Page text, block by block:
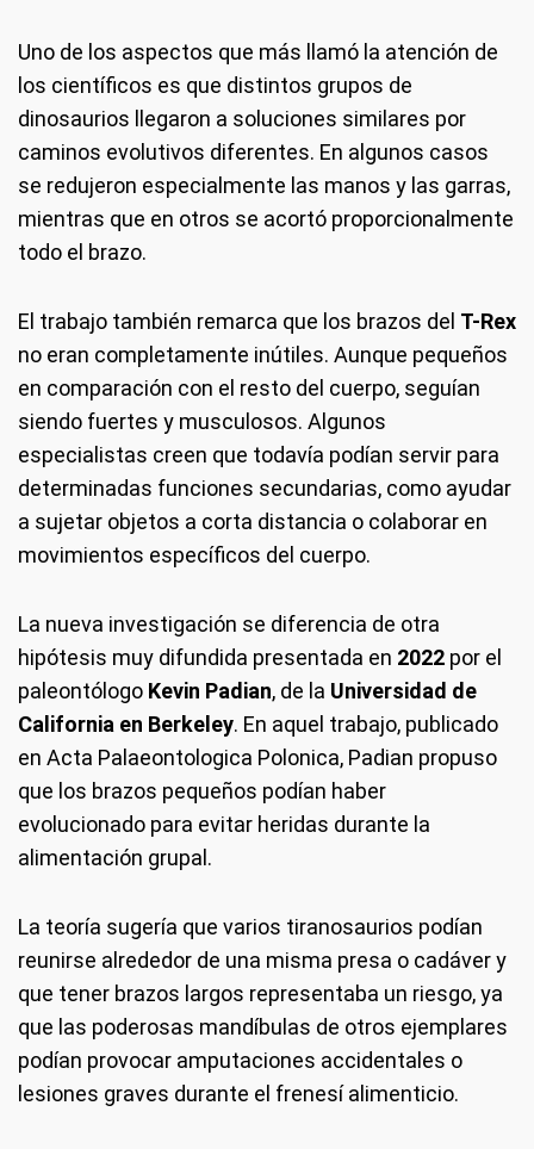
Uno de los aspectos que más llamó la atención de
los científicos es que distintos grupos de
dinosaurios llegaron a soluciones similares por
caminos evolutivos diferentes. En algunos casos
se redujeron especialmente las manos y las garras,
mientras que en otros se acortó proporcionalmente
todo el brazo.
El trabajo también remarca que los brazos del T-Rex
no eran completamente inútiles. Aunque pequeños
en comparación con el resto del cuerpo, seguían
siendo fuertes y musculosos. Algunos
especialistas creen que todavía podían servir para
determinadas funciones secundarias, como ayudar
a sujetar objetos a corta distancia o colaborar en
movimientos específicos del cuerpo.
La nueva investigación se diferencia de otra
hipótesis muy difundida presentada en 2022 por el
paleontólogo Kevin Padian, de la Universidad de
California en Berkeley. En aquel trabajo, publicado
en Acta Palaeontologica Polonica, Padian propuso
que los brazos pequeños podían haber
evolucionado para evitar heridas durante la
alimentación grupal.
La teoría sugería que varios tiranosaurios podían
reunirse alrededor de una misma presa o cadáver y
que tener brazos largos representaba un riesgo, ya
que las poderosas mandíbulas de otros ejemplares
podían provocar amputaciones accidentales o
lesiones graves durante el frenesí alimenticio.